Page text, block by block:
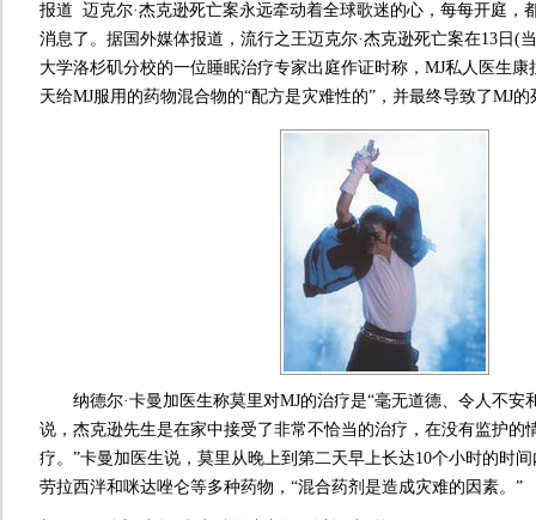
报道 迈克尔·杰克逊死亡案永远牵动着全球歌迷的心，每每开庭，
消息了。据国外媒体报道，流行之王迈克尔·杰克逊死亡案在13日(
大学洛杉矶分校的一位睡眠治疗专家出庭作证时称，MJ私人医生康
天给MJ服用的药物混合物的“配方是灾难性的”，并最终导致了MJ的
纳德尔·卡曼加医生称莫里对MJ的治疗是“毫无道德、令人不安
说，杰克逊先生是在家中接受了非常不恰当的治疗，在没有监护的
疗。”卡曼加医生说，莫里从晚上到第二天早上长达10个小时的时
劳拉西泮和咪达唑仑等多种药物，“混合药剂是造成灾难的因素。”